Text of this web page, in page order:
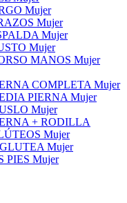
Mujer
Mujer
Mujer
Mujer
MANOS Mujer
COMPLETA Mujer
PIERNA Mujer
Mujer
+ RODILLA
Mujer
Mujer
PIES Mujer